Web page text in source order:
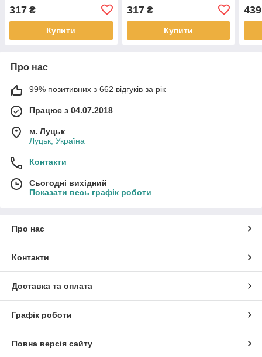
317 ₴
Купити
317₴
Купити
439
Про нас
99% позитивних з 662 відгуків за рік
Працює з 04.07.2018
м. Луцьк
Луцьк, Україна
Контакти
Сьогодні вихідний
Показати весь графік роботи
Про нас
Контакти
Доставка та оплата
Графік роботи
Повна версія сайту